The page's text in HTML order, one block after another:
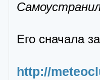
Его сначала
http://